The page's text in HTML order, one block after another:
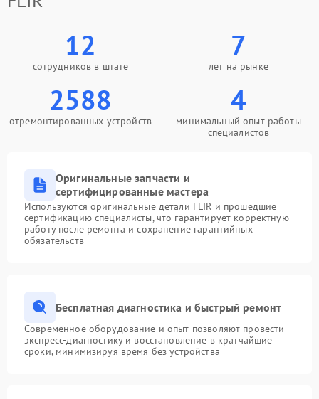
12
сотрудников в штате
7
лет на рынке
2588
отремонтированных устройств
4
минимальный опыт работы
специалистов
Оригинальные запчасти и
сертифицированные мастера
Используются оригинальные детали FLIR и прошедшие
сертификацию специалисты, что гарантирует корректную
работу после ремонта и сохранение гарантийных
обязательств
Бесплатная диагностика и быстрый ремонт
Современное оборудование и опыт позволяют провести
экспресс-диагностику и восстановление в кратчайшие
сроки, минимизируя время без устройства